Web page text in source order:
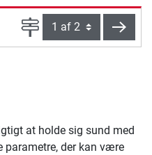
Side
at holde sig sund med
parametre, der kan være